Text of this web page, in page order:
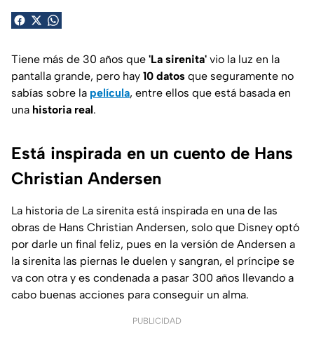
Tiene más de 30 años que 'La sirenita' vio la luz en la
pantalla grande, pero hay 10 datos que seguramente no
sabías sobre la película, entre ellos que está basada en
una historia real.
Está inspirada en un cuento de Hans
Christian Andersen
La historia de La sirenita está inspirada en una de las
obras de Hans Christian Andersen, solo que Disney optó
por darle un final feliz, pues en la versión de Andersen a
la sirenita las piernas le duelen y sangran, el príncipe se
va con otra y es condenada a pasar 300 años llevando a
cabo buenas acciones para conseguir un alma.
PUBLICIDAD